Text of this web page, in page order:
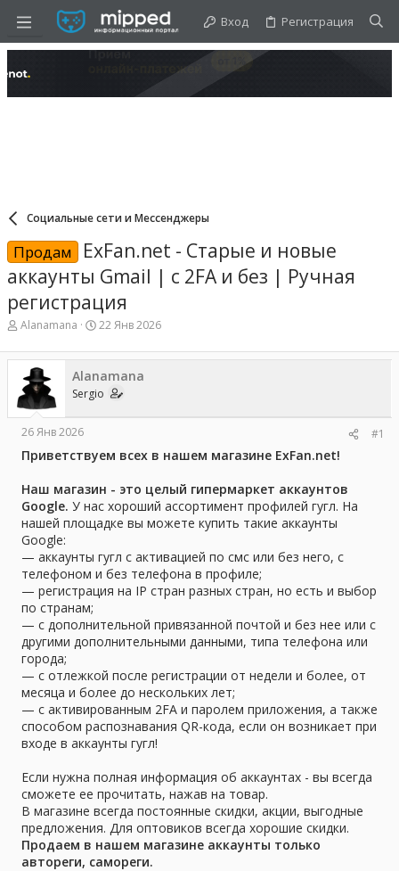
Вход Регистрация
Социальные сети и Мессенджеры
Продам
ExFan.net - Старые и новые
аккаунты Gmail | с 2FA и без | Ручная
регистрация
А
т
р
т
е
ы
Alanamana
Д
т
н
а
а
22 Янв 2026
Alanamana
Sergio
26 Янв 2026 #1
Приветствуем всех в нашем магазине ExFan.net!
Наш магазин - это целый гипермаркет аккаунтов
Google. У нас хороший ассортимент профилей гугл. На
нашей площадке вы можете купить такие аккаунты
Google:
— аккаунты гугл с активацией по смс или без него, с
телефоном и без телефона в профиле;
— регистрация на IP стран разных стран, но есть и выбор
по странам;
— с дополнительной привязанной почтой и без нее или с
другими дополнительными данными, типа телефона или
города;
— с отлежкой после регистрации от недели и более, от
месяца и более до нескольких лет;
— с активированным 2FA и паролем приложения, а также
способом распознавания QR-кода, если он возникает при
входе в аккаунты гугл!
Если нужна полная информация об аккаунтах - вы всегда
сможете ее прочитать, нажав на товар.
В магазине всегда постоянные скидки, акции, выгодные
предложения. Для оптовиков всегда хорошие скидки.
Продаем в нашем магазине аккаунты только
автореги, самореги.